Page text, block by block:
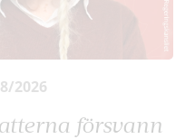
2026
försvann